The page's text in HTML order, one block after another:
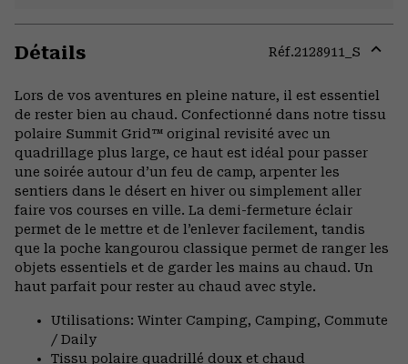
Détails Réf.2128911_S
or
Lors de vos aventures en pleine nature, il est essentiel
de rester bien au chaud. Confectionné dans notre tissu
polaire Summit Grid™ original revisité avec un
quadrillage plus large, ce haut est idéal pour passer
une soirée autour d’un feu de camp, arpenter les
sentiers dans le désert en hiver ou simplement aller
faire vos courses en ville. La demi-fermeture éclair
permet de le mettre et de l’enlever facilement, tandis
que la poche kangourou classique permet de ranger les
objets essentiels et de garder les mains au chaud. Un
haut parfait pour rester au chaud avec style.
Utilisations: Winter Camping, Camping, Commute
/ Daily
Tissu polaire quadrillé doux et chaud